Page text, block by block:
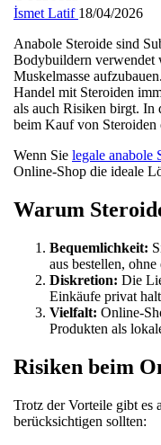
İsmet Latif 18/04/2026
Anabole Steroide sind
Bodybuildern verwendet
Muskelmasse
Handel mit Steroiden
als auch Risiken birgt. In
beim Kauf von Steroiden
Wenn Sie legale anabole
Online-Shop die ideale
Warum
Bequemlichkeit:
aus bestellen,
Diskretion: Die
Einkäufe privat
Vielfalt: Online-
Produkten als
Risiken beim
Trotz der Vorteile gibt es
berücksichtigen sollten: